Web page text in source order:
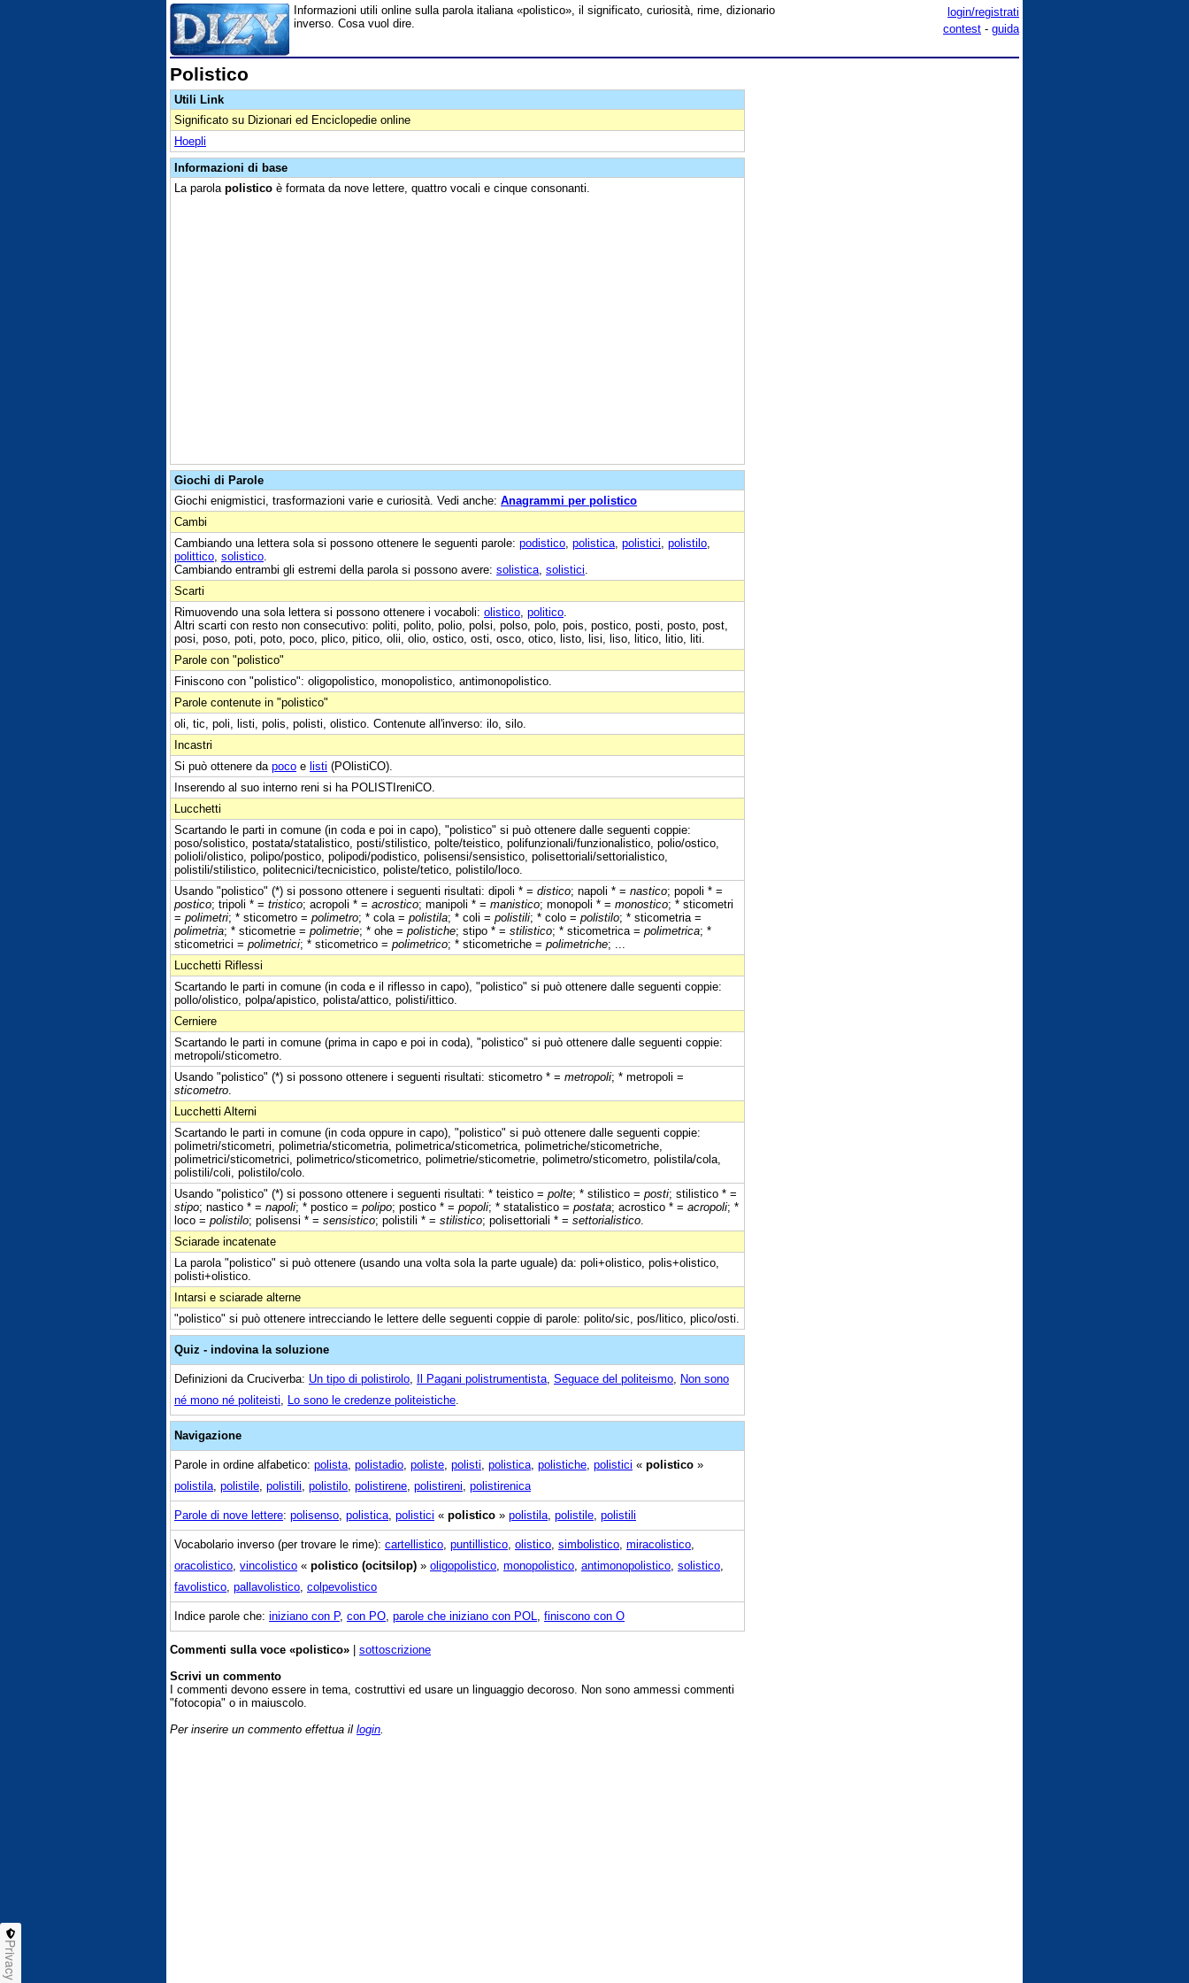
login/registrati
contest - guida
Informazioni utili online sulla parola italiana «polistico», il significato, curiosità, rime, dizionario
inverso. Cosa vuol dire.
Polistico
Utili Link
Significato su Dizionari ed Enciclopedie online
Hoepli
Informazioni di base
La parola polistico è formata da nove lettere, quattro vocali e cinque consonanti.
Giochi di Parole
Giochi enigmistici, trasformazioni varie e curiosità. Vedi anche: Anagrammi per polistico
Cambi
Cambiando una lettera sola si possono ottenere le seguenti parole: podistico polistica polistici polistilo
polittico solistico
Cambiando entrambi gli estremi della parola si possono avere: solistica solistici
Scarti
Rimuovendo una sola lettera si possono ottenere i vocaboli: olistico politico
Altri scarti con resto non consecutivo: politi, polito, polio, polsi, polso, polo, pois, postico, posti, posto, post,
posi, poso, poti, poto, poco, plico, pitico, olii, olio, ostico, osti, osco, otico, listo, lisi, liso, litico, litio, liti.
Parole con "polistico"
Finiscono con "polistico": oligopolistico, monopolistico, antimonopolistico.
Parole contenute in "polistico"
oli, tic, poli, listi, polis, polisti, olistico. Contenute all'inverso: ilo, silo.
Incastri
Si può ottenere da poco e listi (POlistiCO).
Inserendo al suo interno reni si ha POLISTIreniCO.
Lucchetti
Scartando le parti in comune (in coda e poi in capo), "polistico" si può ottenere dalle seguenti coppie:
poso/solistico, postata/statalistico, posti/stilistico, polte/teistico, polifunzionali/funzionalistico, polio/ostico,
polioli/olistico, polipo/postico, polipodi/podistico, polisensi/sensistico, polisettoriali/settorialistico,
polistili/stilistico, politecnici/tecnicistico, poliste/tetico, polistilo/loco.
Usando "polistico" (*) si possono ottenere i seguenti risultati: dipoli * = distico; napoli * = nastico; popoli * =
postico; tripoli * = tristico; acropoli * = acrostico; manipoli * = manistico; monopoli * = monostico; * sticometri
= polimetri; * sticometro = polimetro; * cola = polistila; * coli = polistili; * colo = polistilo; * sticometria =
polimetria; * sticometrie = polimetrie; * ohe = polistiche; stipo * = stilistico; * sticometrica = polimetrica; *
sticometrici = polimetrici; * sticometrico = polimetrico; * sticometriche = polimetriche; ...
Lucchetti Riflessi
Scartando le parti in comune (in coda e il riflesso in capo), "polistico" si può ottenere dalle seguenti coppie:
pollo/olistico, polpa/apistico, polista/attico, polisti/ittico.
Cerniere
Scartando le parti in comune (prima in capo e poi in coda), "polistico" si può ottenere dalle seguenti coppie:
metropoli/sticometro.
Usando "polistico" (*) si possono ottenere i seguenti risultati: sticometro * = metropoli; * metropoli =
sticometro
Lucchetti Alterni
Scartando le parti in comune (in coda oppure in capo), "polistico" si può ottenere dalle seguenti coppie:
polimetri/sticometri, polimetria/sticometria, polimetrica/sticometrica, polimetriche/sticometriche,
polimetrici/sticometrici, polimetrico/sticometrico, polimetrie/sticometrie, polimetro/sticometro, polistila/cola,
polistili/coli, polistilo/colo.
Usando "polistico" (*) si possono ottenere i seguenti risultati: * teistico = polte; * stilistico = posti; stilistico * =
stipo; nastico * = napoli; * postico = polipo; postico * = popoli; * statalistico = postata; acrostico * = acropoli; *
loco = polistilo; polisensi * = sensistico; polistili * = stilistico; polisettoriali * = settorialistico
Sciarade incatenate
La parola "polistico" si può ottenere (usando una volta sola la parte uguale) da: poli+olistico, polis+olistico,
polisti+olistico.
Intarsi e sciarade alterne
"polistico" si può ottenere intrecciando le lettere delle seguenti coppie di parole: polito/sic, pos/litico, plico/osti.
Quiz - indovina la soluzione
Definizioni da Cruciverba: Un tipo di polistirolo Il Pagani polistrumentista Seguace del politeismo Non sono
né mono né politeisti
Lo sono le credenze politeistiche
Navigazione
Parole in ordine alfabetico: polista polistadio poliste polisti polistica polistiche polistici « polistico »
polistila polistile polistili polistilo polistirene polistireni polistirenica
Parole di nove lettere: polisenso polistica polistici « polistico » polistila polistile polistili
Vocabolario inverso (per trovare le rime): cartellistico puntillistico olistico simbolistico miracolistico
oracolistico vincolistico « polistico (ocitsilop) » oligopolistico monopolistico antimonopolistico solistico
favolistico pallavolistico colpevolistico
Indice parole che: iniziano con P, con PO parole che iniziano con POL finiscono con O
Commenti sulla voce «polistico» | sottoscrizione
Scrivi un commento
I commenti devono essere in tema, costruttivi ed usare un linguaggio decoroso. Non sono ammessi commenti
"fotocopia" o in maiuscolo.
Per inserire un commento effettua il login
Privacy